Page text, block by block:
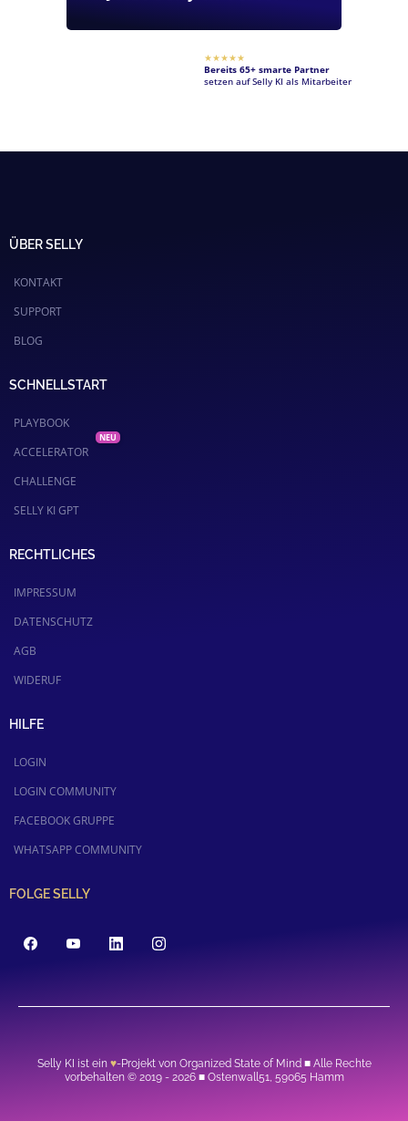
★★★★★
Bereits 65+ smarte Partner
setzen auf Selly KI als Mitarbeiter
ÜBER SELLY
KONTAKT
SUPPORT
BLOG
SCHNELLSTART
PLAYBOOK
ACCELERATOR
CHALLENGE
SELLY KI GPT
RECHTLICHES
IMPRESSUM
DATENSCHUTZ
AGB
WIDERUF
HILFE
LOGIN
LOGIN COMMUNITY
FACEBOOK GRUPPE
WHATSAPP COMMUNITY
FOLGE SELLY
Selly KI ist ein ♥-Projekt von Organized State of Mind ■ Alle Rechte
vorbehalten © 2019 - 2026 ■ Ostenwall51, 59065 Hamm